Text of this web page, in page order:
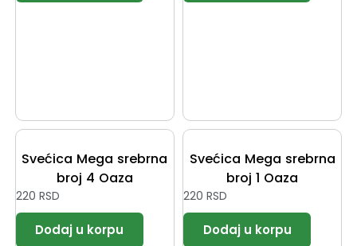
Svećica Mega srebrna
broj 4 Oaza
220 RSD
Svećica Mega srebrna
broj 1 Oaza
220 RSD